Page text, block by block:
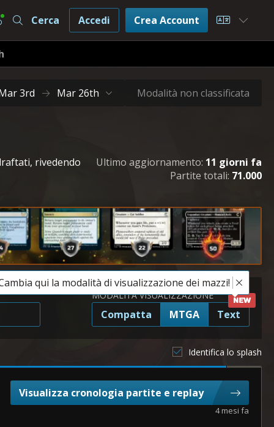
Cerca Accedi Crea Account Choose
3rd Mar 26th Modalità non classificata
rivedendo
Ultimo aggiornamento: 11 giorni fa
Partite totali: 71.000
MODALITÀ VISUALIZZAZIONE
Compatta MTGA Text
qui la modalità di visualizzazione dei mazzi!
Identifica lo splash
Visualizza cronologia partite e replay
4 mesi fa